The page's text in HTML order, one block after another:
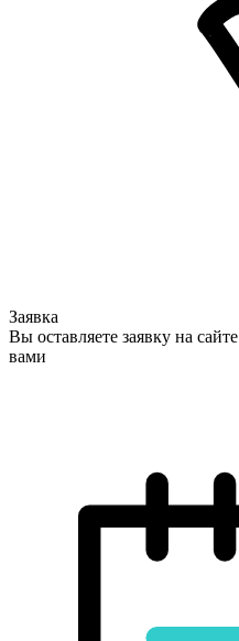
Заявка
Вы оставляете заявку на
вами